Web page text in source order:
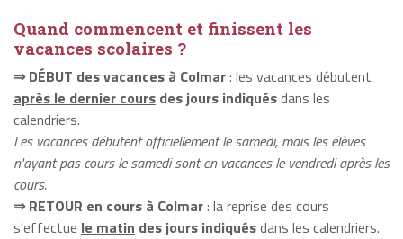
Quand commencent et finissent les
vacances scolaires ?
⇒ DÉBUT des vacances à Colmar: les vacances débutent
après le dernier cours des jours indiquésdans les
calendriers.
Les vacances débutent officiellement le samedi, mais les élèves
n'ayant pas cours le samedi sont en vacances le vendredi après les
cours.
⇒ RETOUR en cours à Colmar: la reprise des cours
s'effectue le matin des jours indiquésdans les calendriers.